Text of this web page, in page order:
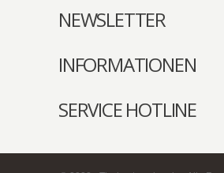
NEWSLETTER
INFORMATIONEN
SERVICE HOTLINE